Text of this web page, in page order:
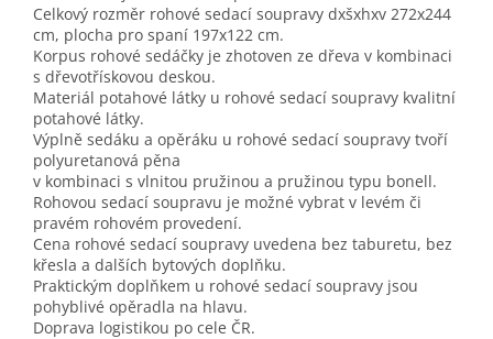
Celkový rozměr rohové sedací soupravy dxšxhxv 272x244
cm, plocha pro spaní 197x122 cm.
Korpus rohové sedáčky je zhotoven ze dřeva v kombinaci
s dřevotřískovou deskou.
Materiál potahové látky u rohové sedací soupravy kvalitní
potahové látky.
Výplně sedáku a opěráku u rohové sedací soupravy tvoří
polyuretanová pěna
v kombinaci s vlnitou pružinou a pružinou typu bonell.
Rohovou sedací soupravu je možné vybrat v levém či
pravém rohovém provedení.
Cena rohové sedací soupravy uvedena bez taburetu, bez
křesla a dalších bytových doplňku.
Praktickým doplňkem u rohové sedací soupravy jsou
pohyblivé opěradla na hlavu.
Doprava logistikou po cele ČR.